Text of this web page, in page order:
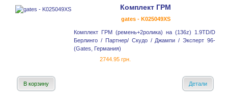
Комплект ГРМ
gates - K025049XS
Комплект ГРМ (ремень+2ролика) на (136z) 1.9TD/D
Берлинго / Партнер/ Скудо / Джампи / Эксперт 96-
(Gates, Германия)
2744.95 грн.
В корзину Детали